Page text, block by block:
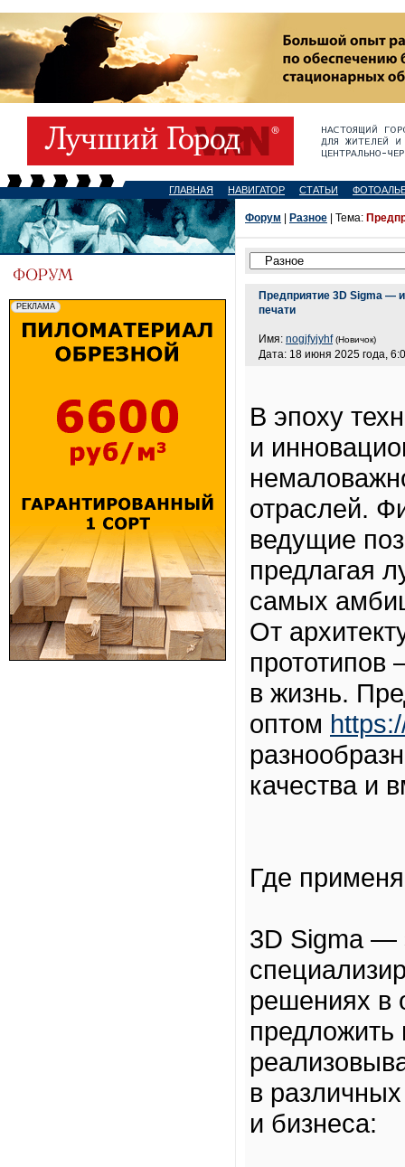
ГЛАВНАЯ НАВИГАТОР СТАТЬИ
Форум Разное | Тема:
Предприятие 3D Sigma —
печати
Имя: nogjfyjyhf (Новичок)
Дата: 18 июня 2025 года,
В эпоху
и
отраслей.
ведущие
предлагая
самых
От
в жизнь.
оптом
качества и
Где
3D Sigma —
решениях в
предложить
в
и бизнеса: